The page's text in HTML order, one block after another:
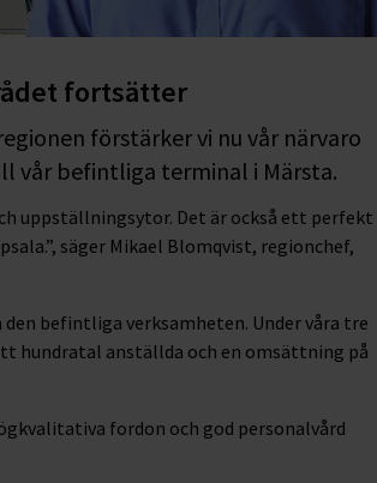
fortsätter
förstärker vi nu vår närvaro
vår befintliga terminal i Märsta.
uppställningsytor. Det är också ett perfekt
säger Mikael Blomqvist, regionchef,
befintliga verksamheten. Under våra tre
hundratal anställda och en omsättning på
fordon och god personalvård